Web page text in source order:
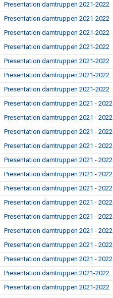
Presentation damtruppen 2021-2022
Presentation damtruppen 2021-2022
Presentation damtruppen 2021-2022
Presentation damtruppen 2021-2022
Presentation damtruppen 2021-2022
Presentation damtruppen 2021-2022
Presentation damtruppen 2021-2022
Presentation damtruppen 2021 - 2022
Presentation damtruppen 2021 - 2022
Presentation damtruppen 2021 - 2022
Presentation damtruppen 2021 - 2022
Presentation damtruppen 2021 - 2022
Presentation damtruppen 2021 - 2022
Presentation damtruppen 2021 - 2022
Presentation damtruppen 2021 - 2022
Presentation damtruppen 2021 - 2022
Presentation damtruppen 2021 - 2022
Presentation damtruppen 2021 - 2022
Presentation damtruppen 2021 - 2022
Presentation damtruppen 2021-2022
Presentation damtruppen 2021-2022